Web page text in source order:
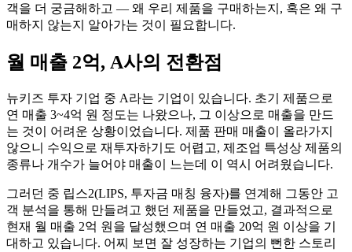
객을 더 궁금해하고 — 왜 우리 제품을 구매하는지, 혹은 왜 구
매하지 않는지 알아가는 것이 필요합니다.
월 매출 2억, A사의 전환점
뉴키즈 투자 기업 중 A라는 기업이 있습니다. 초기 제품으로
연 매출 3~4억 원 정도는 나왔으나, 그 이상으로 매출을 만드
는 것이 어려운 상황이었습니다. 제품 판매 매출이 올라가지
않으니 수익으로 재투자하기도 어렵고, 제조업 특성상 제품의
종류나 개수가 늘어야 매출이 느는데 이 역시 어려웠습니다.
그러던 중 립스2(LIPS, 투자금 매칭 융자)를 연계해 그동안 고
객 분석을 통해 만들려고 했던 제품을 만들었고, 결과적으로
현재 월 매출 2억 원을 달성했으며 연 매출 20억 원 이상을 기
대하고 있습니다. 어찌 보면 잘 성장하는 기업의 뻔한 스토리